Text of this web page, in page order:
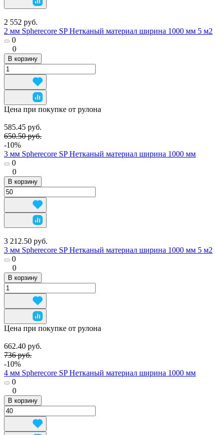
2 552 руб.
2 мм Spherecore SP Нетканый материал ширина 1000 мм 5 м2
0
0
В корзину
Цена при покупке от рулона
585.45 руб.
650.50 руб.
-10%
3 мм Spherecore SP Нетканый материал ширина 1000 мм
0
0
В корзину
3 212.50 руб.
3 мм Spherecore SP Нетканый материал ширина 1000 мм 5 м2
0
0
В корзину
Цена при покупке от рулона
662.40 руб.
736 руб.
-10%
4 мм Spherecore SP Нетканый материал ширина 1000 мм
0
0
В корзину